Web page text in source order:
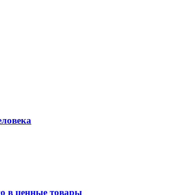
в ценные товары